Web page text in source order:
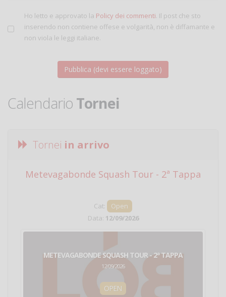
Ho letto e approvato la Policy dei commenti. Il post che sto
inserendo non contiene offese e volgarità, non è diffamante e
non viola le leggi italiane.
Calendario Tornei
Tornei in arrivo
Metevagabonde Squash Tour - 2ª Tappa
Cat:
Open
Data: 12/09/2026
METEVAGABONDE SQUASH TOUR - 2ª TAPPA
12/09/2026
OPEN